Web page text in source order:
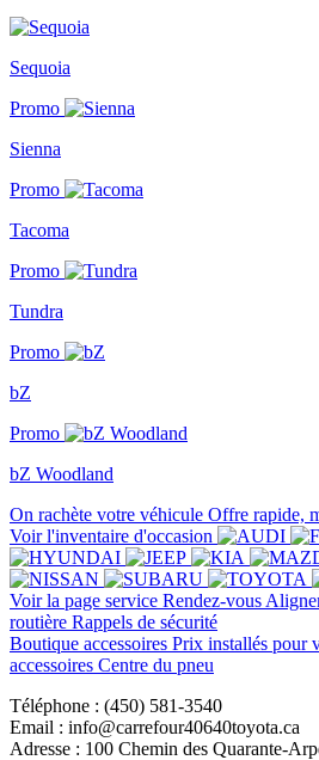
Sequoia
Promo
Sienna
Promo
Tacoma
Promo
Tundra
Promo
bZ
Promo
bZ Woodland
On rachète votre véhicule Offre rapide,
Voir l'inventaire d'occasion
Voir la page service Rendez-vous
routière Rappels de sécurité
Boutique accessoires Prix installés pour
accessoires Centre du pneu
Téléphone : (450) 581-3540
Email : info@carrefour40640toyota.ca
Adresse : 100 Chemin des Quarante-